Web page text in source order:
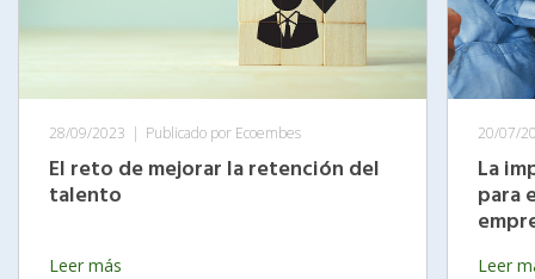
28/09/2023 Publicado por Ecoembes
El reto de mejorar la retención del
talento
Leer más
20/07/
La
para
Leer